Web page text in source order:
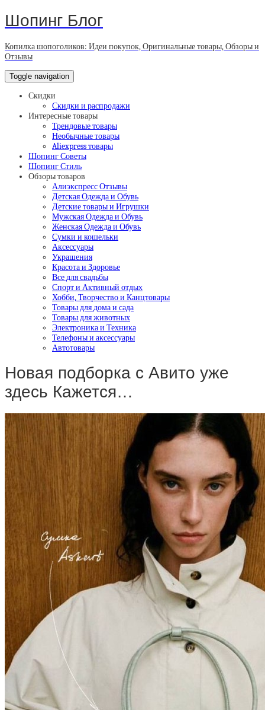
Шопинг Блог
Копилка шопоголиков: Идеи покупок, Оригинальные товары, Обзоры и
Отзывы
Toggle navigation
Скидки
Скидки и распродажи
Интересные товары
Трендовые товары
Необычные товары
Aliexpress товары
Шопинг Советы
Шопинг Стиль
Обзоры товаров
Алиэкспресс Отзывы
Детская Одежда и Обувь
Детские товары и Игрушки
Мужская Одежда и Обувь
Женская Одежда и Обувь
Сумки и кошельки
Аксессуары
Украшения
Красота и Здоровье
Все для свадьбы
Спорт и Активный отдых
Хобби, Творчество и Канцтовары
Товары для дома и сада
Товары для животных
Электроника и Техника
Телефоны и аксессуары
Автотовары
Новая подборка с Авито уже
здесь Кажется…